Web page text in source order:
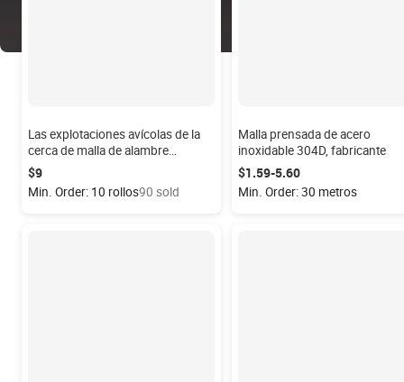
Las explotaciones avícolas de la
cerca de malla de alambre
Hexagonal de acero inoxidable
$9
Min. Order: 10 rollos90 sold
Malla prensada de acero
inoxidable 304D, fabricante
$1.59-5.60
Min. Order: 30 metros